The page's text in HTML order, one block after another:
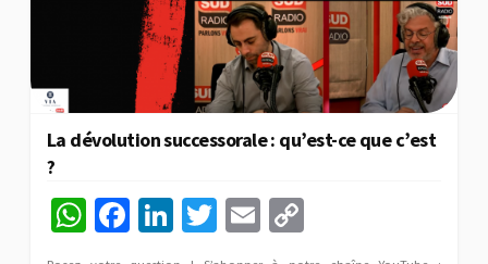
La dévolution successorale : qu’est-ce que c’est
?
W Fa
ce
Li
n
T
wi
E
m
o